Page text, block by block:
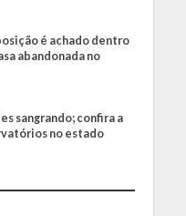
é achado dentro
abandonada no
sangrando; confira a
no estado